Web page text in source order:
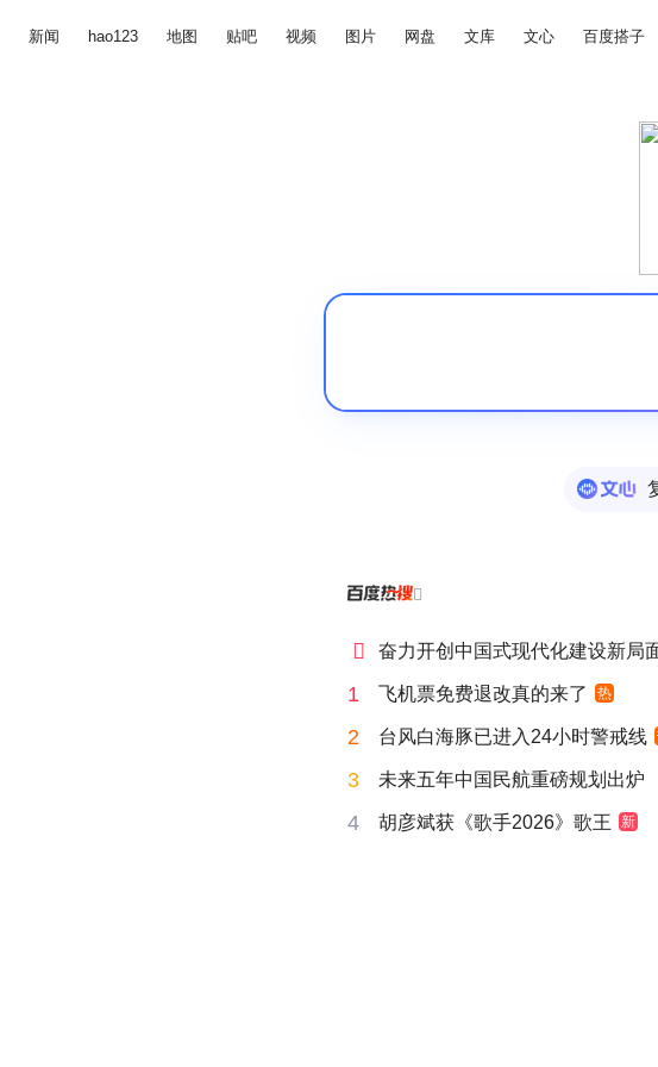
新闻 hao123 地图 贴吧 视频 图片 网盘 文库 文心 百度搭子

 奋力开创中国式现代化建设新局
1 飞机票免费退改真的来了 热
2 台风白海豚已进入24小时警戒线
3 未来五年中国民航重磅规划出炉
4 胡彦斌获《歌手2026》歌王 新